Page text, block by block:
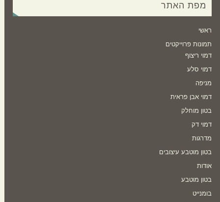
מפת האתר
ראשי
תמונות פרוייקטים
דמוי ריצוף
דמוי סלע
מניפה
דמוי אבן פראית
בטון מוחלק
דמוי דק
מדרגות
בטון מוטבע עיצובים
אודות
בטון מוטבע
בומנייט